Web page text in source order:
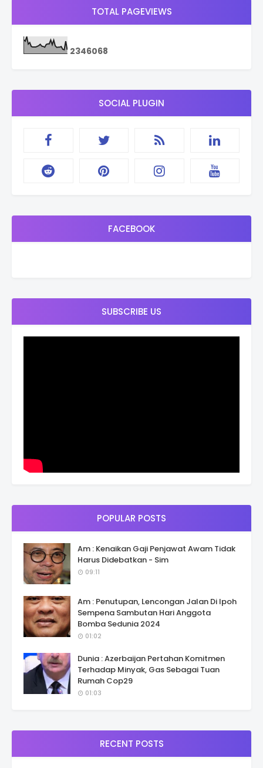
TOTAL PAGEVIEWS
2346068
SOCIAL PLUGIN
FACEBOOK
SUBSCRIBE US
POPULAR POSTS
Am : Kenaikan Gaji Penjawat Awam Tidak
Harus Didebatkan - Sim
09:11
Am : Penutupan, Lencongan Jalan Di Ipoh
Sempena Sambutan Hari Anggota
Bomba Sedunia 2024
01:02
Dunia : Azerbaijan Pertahan Komitmen
Terhadap Minyak, Gas Sebagai Tuan
Rumah Cop29
01:03
RECENT POSTS